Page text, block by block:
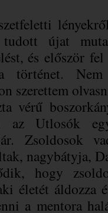
tudott újat
és először
történet.
szerettem
vérű
az Utlosók
Zsoldosok
nagybátyja,
hogy
életét áldozza
a mentora